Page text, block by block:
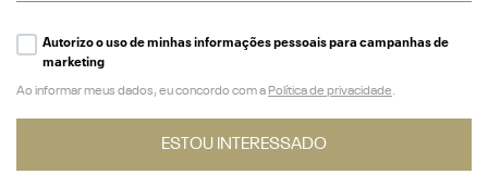
Autorizo o uso de minhas informações pessoais para campanhas de
marketing
Ao informar meus dados, eu concordo com a Política de privacidade.
ESTOU INTERESSADO